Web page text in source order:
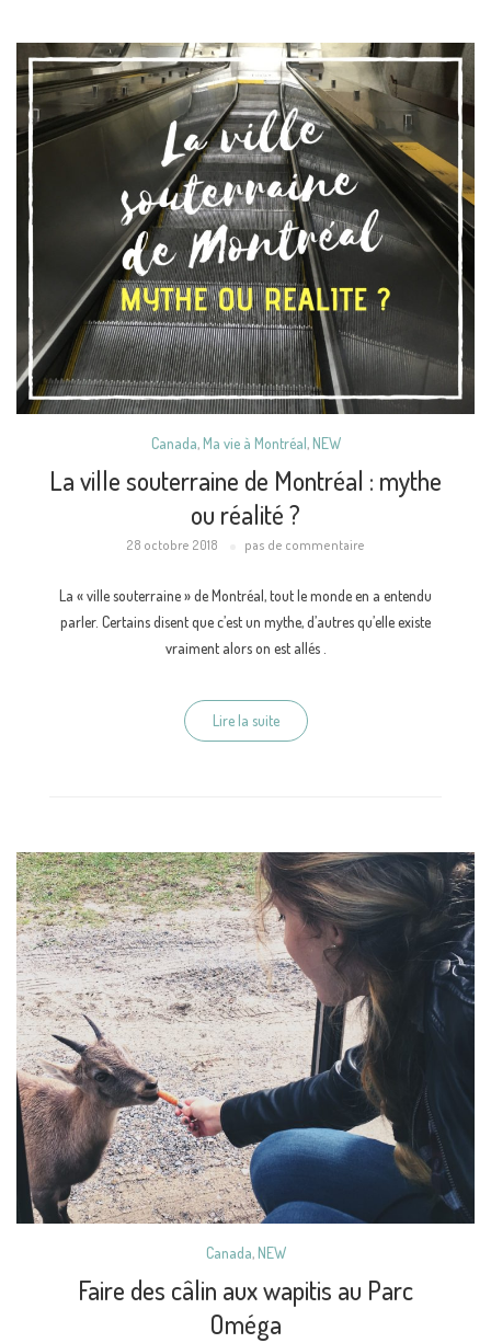
Canada, Ma vie à Montréal, NEW
La ville souterraine de Montréal : mythe
ou réalité ?
28 octobre 2018 pas de commentaire
La « ville souterraine » de Montréal, tout le monde en a entendu
parler. Certains disent que c’est un mythe, d’autres qu’elle existe
vraiment alors on est allés .
Lire la suite
Canada, NEW
Faire des câlin aux wapitis au Parc
Oméga